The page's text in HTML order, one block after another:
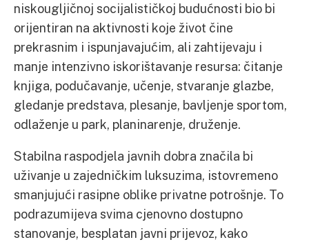
niskougljičnoj socijalističkoj budućnosti bio bi
orijentiran na aktivnosti koje život čine
prekrasnim i ispunjavajućim, ali zahtijevaju i
manje intenzivno iskorištavanje resursa: čitanje
knjiga, podučavanje, učenje, stvaranje glazbe,
gledanje predstava, plesanje, bavljenje sportom,
odlaženje u park, planinarenje, druženje.
Stabilna raspodjela javnih dobra značila bi
uživanje u zajedničkim luksuzima, istovremeno
smanjujući rasipne oblike privatne potrošnje. To
podrazumijeva svima cjenovno dostupno
stanovanje, besplatan javni prijevoz, kako